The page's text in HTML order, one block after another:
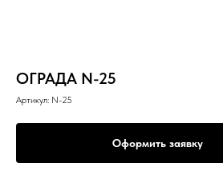
ОГРАДА N-25
Артикул: N-25
Оформить заявку